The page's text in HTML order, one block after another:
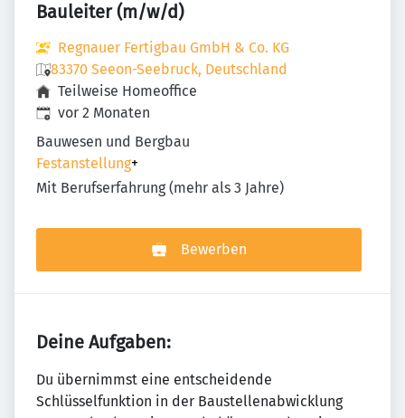
Bauleiter (m/w/d)
Regnauer Fertigbau GmbH & Co. KG
83370 Seeon-Seebruck, Deutschland
Teilweise Homeoffice
Veröffentlicht:
vor 2 Monaten
Bauwesen und Bergbau
Festanstellung+
Mit Berufserfahrung (mehr als 3 Jahre)
Bewerben
Deine Aufgaben:
Du übernimmst eine entscheidende
Schlüsselfunktion in der Baustellenabwicklung